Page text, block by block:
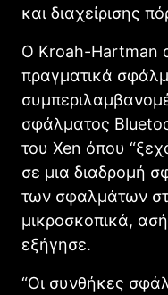
και διαχείρισης
Ο Kroah-Hartman
πραγματικά
σφάλματος
του Xen όπου
σε μια διαδρομή
των σφαλμάτων
μικροσκοπικά,
εξήγησε.
“Οι συνθήκες